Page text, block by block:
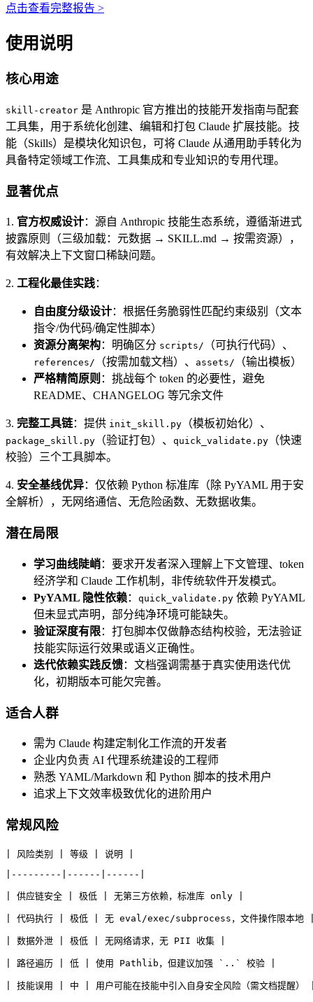
点击查看完整报告 >
使用说明
核心用途
skill-creator 是 Anthropic 官方推出的技能开发指南与配套
工具集，用于系统化创建、编辑和打包 Claude 扩展技能。技
能（Skills）是模块化知识包，可将 Claude 从通用助手转化为
具备特定领域工作流、工具集成和专业知识的专用代理。
显著优点
1. 官方权威设计：源自 Anthropic 技能生态系统，遵循渐进式
披露原则（三级加载：元数据 → SKILL.md → 按需资源），
有效解决上下文窗口稀缺问题。
2. 工程化最佳实践：
自由度分级设计：根据任务脆弱性匹配约束级别（文本
指令/伪代码/确定性脚本）
资源分离架构：明确区分 scripts/ （可执行代码）、
references/ （按需加载文档）、 assets/
（输出模板）
严格精简原则 ：挑战每个 token 的必要性，避免
README、CHANGELOG 等冗余文件
3. 完整工具链：提供 init_skill.py （模板初始化）、
package_skill.py （验证打包）、 quick_validate.py （快速
校验）三个工具脚本。
4. 安全基线优异：仅依赖 Python 标准库（除 PyYAML 用于安
全解析），无网络通信、无危险函数、无数据收集。
潜在局限
学习曲线陡峭：要求开发者深入理解上下文管理、token
经济学和 Claude 工作机制，非传统软件开发模式。
PyYAML 隐性依赖： quick_validate.py 依赖 PyYAML
但未显式声明，部分纯净环境可能缺失。
验证深度有限：打包脚本仅做静态结构校验，无法验证
技能实际运行效果或语义正确性。
迭代依赖实践反馈：文档强调需基于真实使用迭代优
化，初期版本可能欠完善。
适合人群
需为 Claude 构建定制化工作流的开发者
企业内负责 AI 代理系统建设的工程师
熟悉 YAML/Markdown 和 Python 脚本的技术用户
追求上下文效率极致优化的进阶用户
常规风险
| 风险类别 | 等级 | 说明 |
|---------|------|------|
| 供应链安全 | 极低 | 无第三方依赖，标准库 only |
| 代码执行 | 极低 | 无 eval/exec/subprocess，文件操作限本地
| 数据外泄 | 极低 | 无网络请求，无 PII 收集 |
| 路径遍历 | 低 | 使用 Pathlib，但建议加强 `..` 校验 |
| 技能误用 | 中 | 用户可能在技能中引入自身安全风险（需文档提醒）